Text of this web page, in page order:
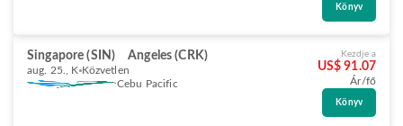
Könyv
Singapore (SIN) Angeles (CRK)
aug. 25., K Közvetlen
Cebu Pacific
Kezdje a
US$ 91.07
Ár/fő
Könyv